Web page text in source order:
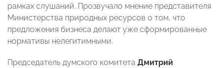
рамках слушаний. Прозвучало мнение представителя
Министерства природных ресурсов о том, что
предложения бизнеса делают уже сформированные
нормативы нелегитимными.
Председатель думского комитета Дмитрий